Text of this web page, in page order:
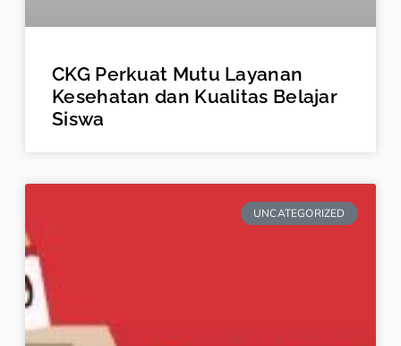
CKG Perkuat Mutu Layanan
Kesehatan dan Kualitas Belajar
Siswa
UNCATEGORIZED